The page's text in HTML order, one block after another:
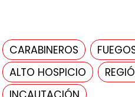
CARABINEROS
ALTO HOSPICIO